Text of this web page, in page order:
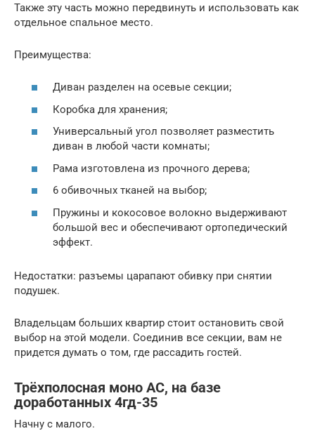
Также эту часть можно передвинуть и использовать как
отдельное спальное место.
Преимущества:
Диван разделен на осевые секции;
Коробка для хранения;
Универсальный угол позволяет разместить
диван в любой части комнаты;
Рама изготовлена из прочного дерева;
6 обивочных тканей на выбор;
Пружины и кокосовое волокно выдерживают
большой вес и обеспечивают ортопедический
эффект.
Недостатки: разъемы царапают обивку при снятии
подушек.
Владельцам больших квартир стоит остановить свой
выбор на этой модели. Соединив все секции, вам не
придется думать о том, где рассадить гостей.
Трёхполосная моно АС, на базе
доработанных 4гд-35
Начну с малого.